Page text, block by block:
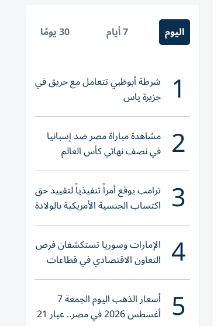
اليوم 7 أيام 30 يومًا
1 شرطة أبوظبي تتعامل مع حريق في
جزيرة ياس
2 مشاهدة مباراة مصر ضد إسبانيا
في نصف نهائي كأس العالم
لناشئات اليد 2026
3 ترامب يوقع أمراً تنفيذياً لتقييد حق
اكتساب الجنسية الأمريكية بالولادة
4 الإمارات وسوريا تستكشفان فرص
التعاون الاقتصادي في قطاعات
حيوية
5 أسعار الذهب اليوم الجمعة 7
أغسطس 2026 في مصر.. عيار 21